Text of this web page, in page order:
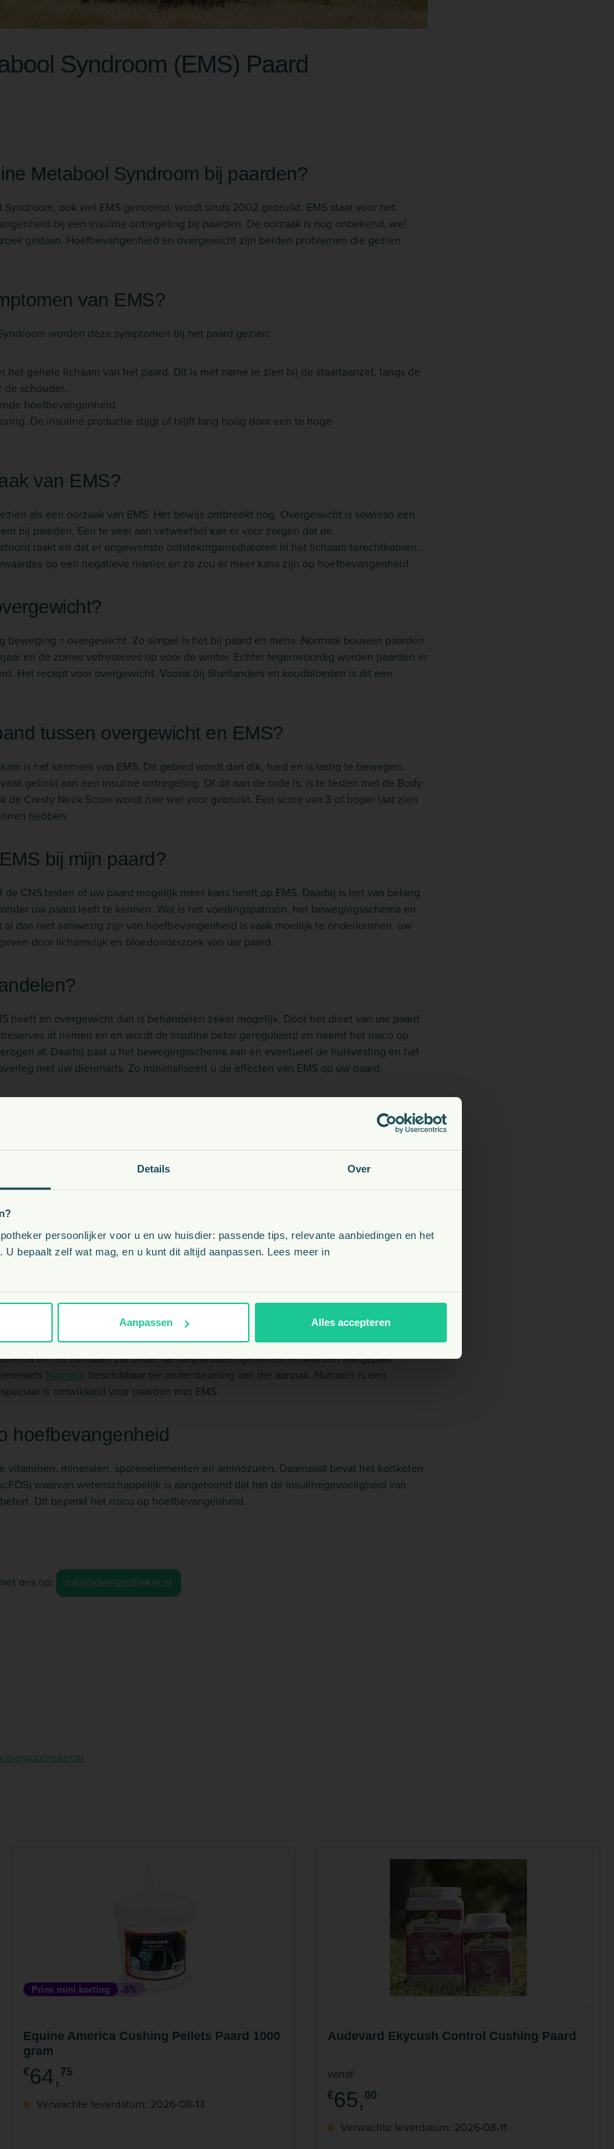
Details Over
persoonlijker voor u en uw huisdier: passende tips, relevante aanbiedingen en het
U bepaalt zelf wat mag, en u kunt dit altijd aanpassen. Lees meer in
Aanpassen Alles accepteren
Syndroom (EMS) Paard
Metabool Syndroom bij paarden?
ook wel EMS genoemd, wordt sinds 2002 gebruikt. EMS staat voor het
bij een insuline ontregeling bij paarden. De oorzaak is nog onbekend, wel
gedaan. Hoefbevangenheid en overgewicht zijn beiden problemen die gezien
van EMS?
worden deze symptomen bij het paard gezien:
het gehele lichaam van het paard. Dit is met name te zien bij de staartaanzet, langs de
de schouder.
hoefbevangenheid.
De insuline productie stijgt of blijft lang hoog door een te hoge
van EMS?
als een oorzaak van EMS. Het bewijs ontbreekt nog. Overgewicht is sowieso een
bij paarden. Een te veel aan vetweefsel kan er voor zorgen dat de
raakt en dat er ongewenste ontstekingsmediatoren in het lichaam terechtkomen.
op een negatieve manier en zo zou er meer kans zijn op hoefbevangenheid.
beweging = overgewicht. Zo simpel is het bij paard en mens. Normaal bouwen paarden
en de zomer vetreserves op voor de winter. Echter tegenwoordig worden paarden in
Het recept voor overgewicht. Vooral bij Shetlanders en koudbloeden is dit een
tussen overgewicht en EMS?
is het kenmerk van EMS. Dit gebied wordt dan dik, hard en is lastig te bewegen.
gelinkt aan een insuline ontregeling. Of dit aan de orde is, is te testen met de Body
de Cresty Neck Score wordt hier wel voor gebruikt. Een score van 3 of hoger laat zien
hebben.
bij mijn paard?
de CNS testen of uw paard mogelijk meer kans heeft op EMS. Daarbij is het van belang
uw paard leeft te kennen. Wat is het voedingspatroon, het bewegingsschema en
al dan niet aanwezig zijn van hoefbevangenheid is vaak moeilijk te onderkennen. uw
door lichamelijk en bloedonderzoek van uw paard.
heeft en overgewicht dan is behandelen zeker mogelijk. Door het dieet van uw paard
af nemen en en wordt de insuline beter gereguleerd en neemt het risico op
af. Daarbij past u het bewegingsschema aan en eventueel de huisvesting en het
met uw dierenarts. Zo minimaliseert u de effecten van EMS op uw paard.
hoefbevangenheid geven net zoals EMS., ook vetophopingen komen bij beide voor en
insuline is een overeenkomst.
zien we EMS vooral bij paarden jonger dan 15 jaar en is er bij EMS geen sprake van
drinken en plassen normaal, bij PPID plast en drinkt het paard meer dan normaal. De
EMS normaal, bij PPID zien we een lange krullerige vacht ontstaan.
bij uw paard dan kunt u het beste in overleg met uw dierenarts een aanpak
en het rantsoen zal onder de loep worden genomen en worden aangepast.
Nutraxin beschikbaar ter ondersteuning van die aanpak. Nutraxin is een
is ontwikkeld voor paarden met EMS.
hoefbevangenheid
vitaminen, mineralen, sporenelementen en aminozuren. Daarnaast bevat het kortketen
waarvan wetenschappelijk is aangetoond dat het de insulinegevoeligheid van
Dit beperkt het risico op hoefbevangenheid.
ons op: info@dierapotheker.nl
Prins mini korting -5%
Equine America Cushing Pellets Paard 1000
gram
€64, 75
Verwachte leverdatum: 2026-08-13
Audevard Ekycush Control Cushing Paard
vanaf
€65, 00
Verwachte leverdatum: 2026-08-11
BE